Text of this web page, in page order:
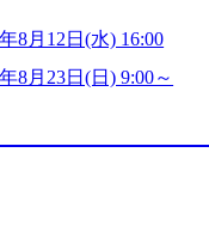
、SaaS系の領域に
課題解決支援を行いま
しています。 生成AI
化の実現に貢献しま
らアジャイル開発によ
ジェクト提案・推進
World 2020」でマ
communications-
する「保安ネット」
jp-ja/case-studies/
consumer-goods-
上（2024年5月時点）
ルを誇る 日本では
織の変革を通じて社会
に、クライアント変
NECとの戦略的資
を持つ約6,000名を超
ギー、情報通信、公
おいては日本市場
件のSAP認定コンサ
の3,200件のSAP S/
8月12日(水) 16:00
8月23日(日) 9:00～